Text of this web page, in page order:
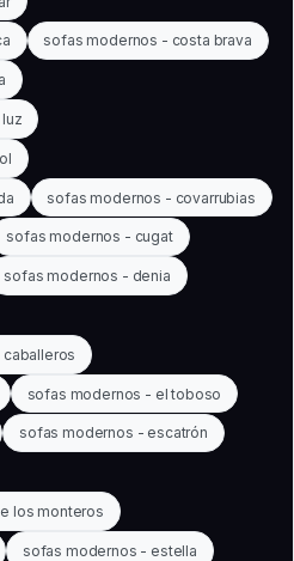
sofas modernos - costa brava
sofas modernos - covarrubias
sofas modernos - cugat
sofas modernos - denia
sofas modernos - el toboso
sofas modernos - escatrón
los monteros
sofas modernos - estella